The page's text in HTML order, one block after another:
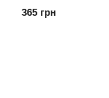
белья, зап, 450 мл
365 грн